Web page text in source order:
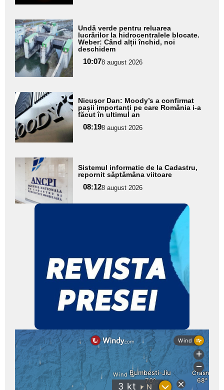
Adaugă
aici textul
pentru
subtitlu
Undă verde pentru reluarea
lucrărilor la hidrocentralele blocate.
Weber: Când alții închid, noi
deschidem
10:078 august 2026
Adaugă
aici textul
pentru
subtitlu
Nicușor Dan: Moody’s a confirmat
pașii importanți pe care România i-a
făcut în ultimul an
08:198 august 2026
Adaugă
aici textul
pentru
subtitlu
Sistemul informatic de la Cadastru,
repornit săptămâna viitoare
08:128 august 2026